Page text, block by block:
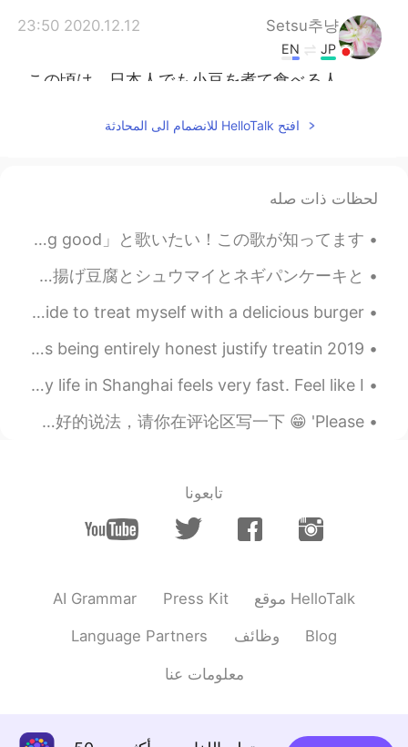
Setsu추냥
2020.12.12 23:50
JP
EN
この頃は、日本人でも小豆を煮て食べる人
物はあんこなので、貴方もあんこが好きで
嬉しいです！😍
JP
EN
KR
どういたしまして✨ 手作りのつぶ
あんがたくさんのっていて、とっても美味
しそうですよ😋🍞🍴
Samy
2020.12.12 16:03
@Coco
あんこ缶詰をそう簡単に手に入れ
ることができるって羨ましいです！😄 日本
に行った時はコメダ珈琲のあんこを買って
帰りました！
ぜひぜひ😊私もあんこ食べたくな
ってきました。あんこの缶詰買ってきちゃ
おうかな😋
EN
JP
@Yukakoゆかこ
日本人にも美味しそうに
す！😄 直してくれて本当にありがとうござ
افتح HelloTalk للانضمام الى المحادثة
لحظات ذات صله
おはようございます！今日の朝空が美しい！ 「It's a new day, it's a new life for me and I'm feeling good」と歌いたい！この歌が知ってます...
きっと飲茶食べた。☺久しぶり！美味しいレストランを愚善で見つけて嬉しい😆 味はは良かった！バンクーバーの美味しい飲茶みたい。これは知ってる？ローマイガイと揚げ豆腐とシュウマイとネギパンケーキと...
I didn’t cook today because I had a busy day. So I decide to treat myself with a delicious burger...
2019 Book Reviews #3 The Stranger by Albert Camus. Does being entirely honest justify treatin...
A happy spoilt child. Her very first jumper. Lately life in Shanghai feels very fast. Feel like I...
中国早安！全世界大家好！ 我刚刚碰到这个问题，也自己得好好想一想。对我来说，这样子是最标准，最地道的说法：又礼貌，又表达一样的意思。如果谁有更好的说法，请你在评论区写一下 😁 'Please ...
تابعونا
AI Grammar Press Kit موقع HelloTalk
Language Partners وظائف Blog
معلومات عنا